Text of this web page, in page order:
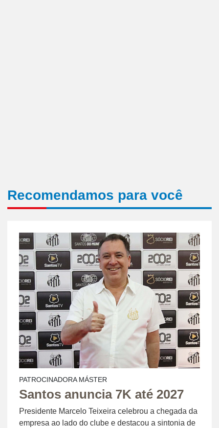
Recomendamos para você
PATROCINADORA MÁSTER
Santos anuncia 7K até 2027
Presidente Marcelo Teixeira celebrou a chegada da
empresa ao lado do clube e destacou a sintonia de